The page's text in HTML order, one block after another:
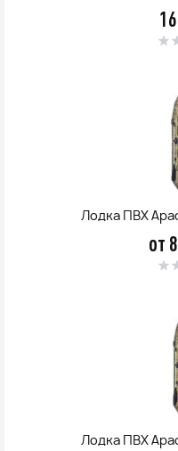
Лодка ПВХ
от
Лодка ПВХ